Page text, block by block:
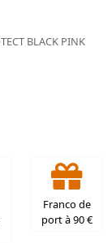
BLACK PINK
Franco de
port à 90 €